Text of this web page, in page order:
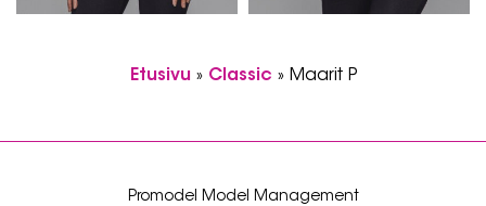
Etusivu » Classic » Maarit P
Promodel Model Management